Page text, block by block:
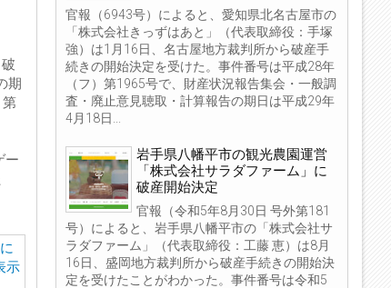
期
第
ー
官報（6943号）によると、愛知県北名古屋市の
「株式会社きっずはあと」（代表取締役：手塚
強）は1月16日、名古屋地方裁判所から破産手
続きの開始決定を受けた。事件番号は平成28年
（フ）第1965号で、財産状況報告集会・一般調
査・廃止意見聴取・計算報告の期日は平成29年
4月18日...
岩手県八幡平市の観光農園運営
「株式会社サラダファーム」に
破産開始決定
官報（令和5年8月30日 号外第181
号）によると、岩手県八幡平市の「株式会社サ
ラダファーム」（代表取締役：工藤 恵）は8月
16日、盛岡地方裁判所から破産手続きの開始決
定を受けたことがわかった。事件番号は令和5